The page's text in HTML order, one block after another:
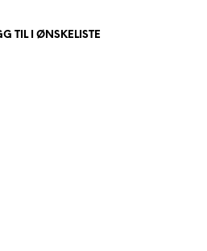
TIL I ØNSKELISTE